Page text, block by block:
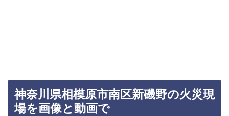
神奈川県相模原市南区新磯野の火災現
場を画像と動画で